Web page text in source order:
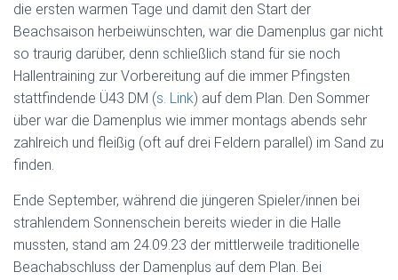
die ersten warmen Tage und damit den Start der
Beachsaison herbeiwünschten, war die Damenplus gar nicht
so traurig darüber, denn schließlich stand für sie noch
Hallentraining zur Vorbereitung auf die immer Pfingsten
stattfindende Ü43 DM (s. Link) auf dem Plan. Den Sommer
über war die Damenplus wie immer montags abends sehr
zahlreich und fleißig (oft auf drei Feldern parallel) im Sand zu
finden.
Ende September, während die jüngeren Spieler/innen bei
strahlendem Sonnenschein bereits wieder in die Halle
mussten, stand am 24.09.23 der mittlerweile traditionelle
Beachabschluss der Damenplus auf dem Plan. Bei